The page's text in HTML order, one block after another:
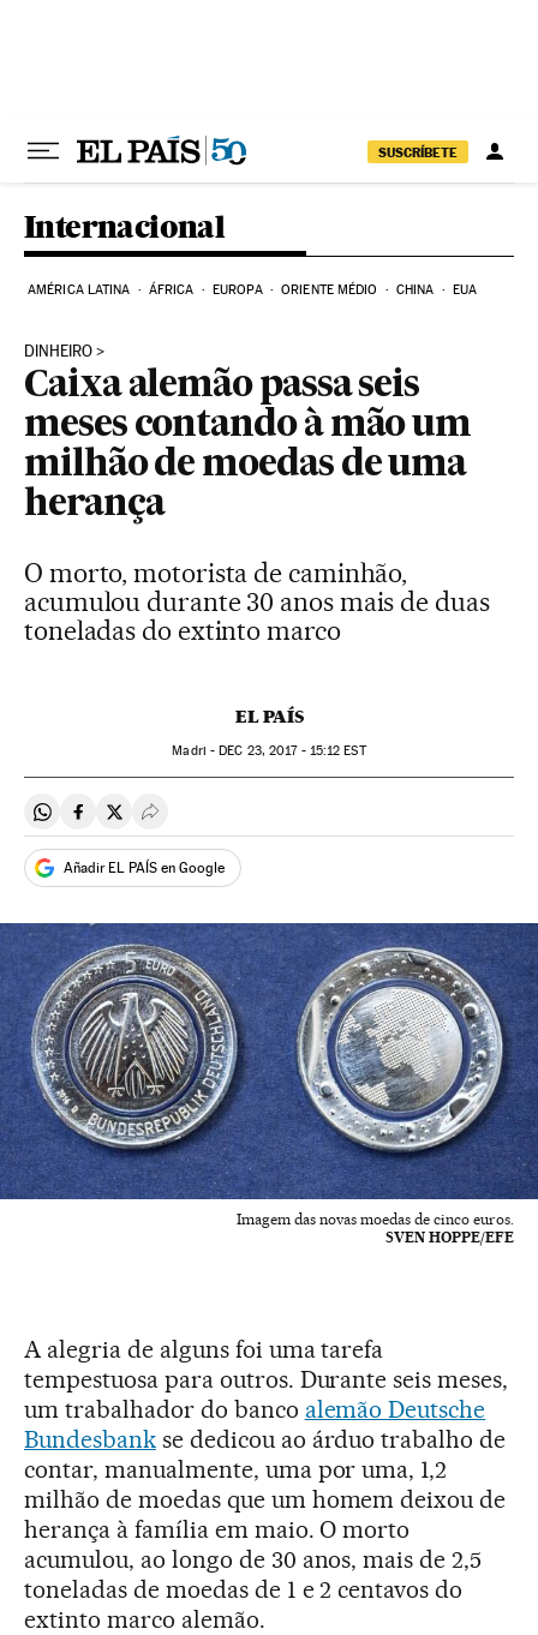
SUSCRÍBETE
Internacional
AMÉRICA LATINA ÁFRICA EUROPA ORIENTE MÉDIO CHINA EUA
DINHEIRO
Caixa alemão passa seis
meses contando à mão um
milhão de moedas de uma
herança
O morto, motorista de caminhão,
acumulou durante 30 anos mais de duas
toneladas do extinto marco
EL PAÍS
Madri -DEC 23, 2017 - 15:12 EST
Compartir en Whatsapp
Compartir en Facebook
Compartir en Twitter
Desplegar Redes Sociales
Añadir EL PAÍS en Google
Imagem das novas moedas de cinco euros.
SVEN HOPPE/EFE
A alegria de alguns foi uma tarefa
tempestuosa para outros. Durante seis meses,
um trabalhador do banco alemão Deutsche
Bundesbankse dedicou ao árduo trabalho de
contar, manualmente, uma por uma, 1,2
milhão de moedas que um homem deixou de
herança à família em maio. O morto
acumulou, ao longo de 30 anos, mais de 2,5
toneladas de moedas de 1 e 2 centavos do
extinto marco alemão.